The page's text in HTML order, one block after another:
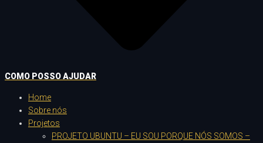
COMO POSSO AJUDAR
Home
Sobre nós
Projetos
PROJETO UBUNTU – EU SOU PORQUE NÓS SOMOS –